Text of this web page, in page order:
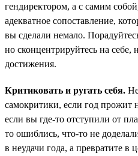
гендиректором, а с самим
адекватное сопоставление,
вы сделали немало.
но сконцентрируйтесь на себе,
достижения.
Критиковать и ругать себя.
самокритики, если год прожит
если вы где-то отступили от
то ошиблись, что-то не
в неудачи года, а превратите в